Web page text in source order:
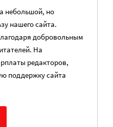
небольшой, но
нашего сайта.
добровольным
На
редакторов,
поддержку сайта